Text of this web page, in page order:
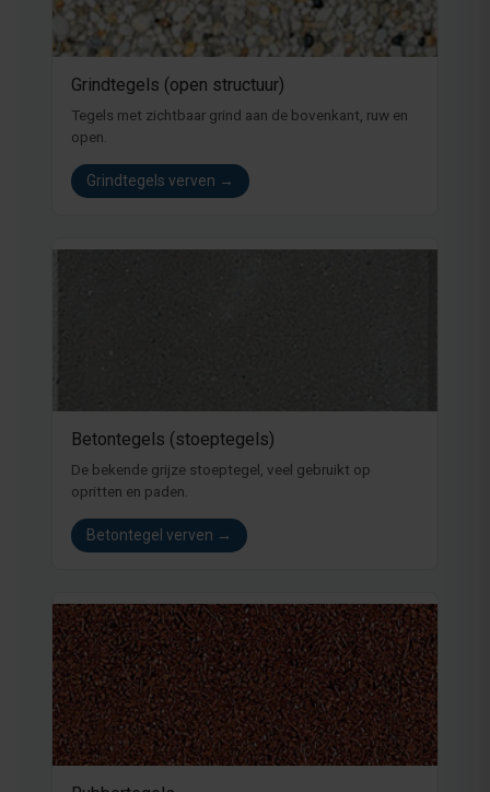
Grindtegels (open structuur)
Tegels met zichtbaar grind aan de bovenkant, ruw en
open.
Grindtegels verven →
Betontegels (stoeptegels)
De bekende grijze stoeptegel, veel gebruikt op
opritten en paden.
Betontegel verven →